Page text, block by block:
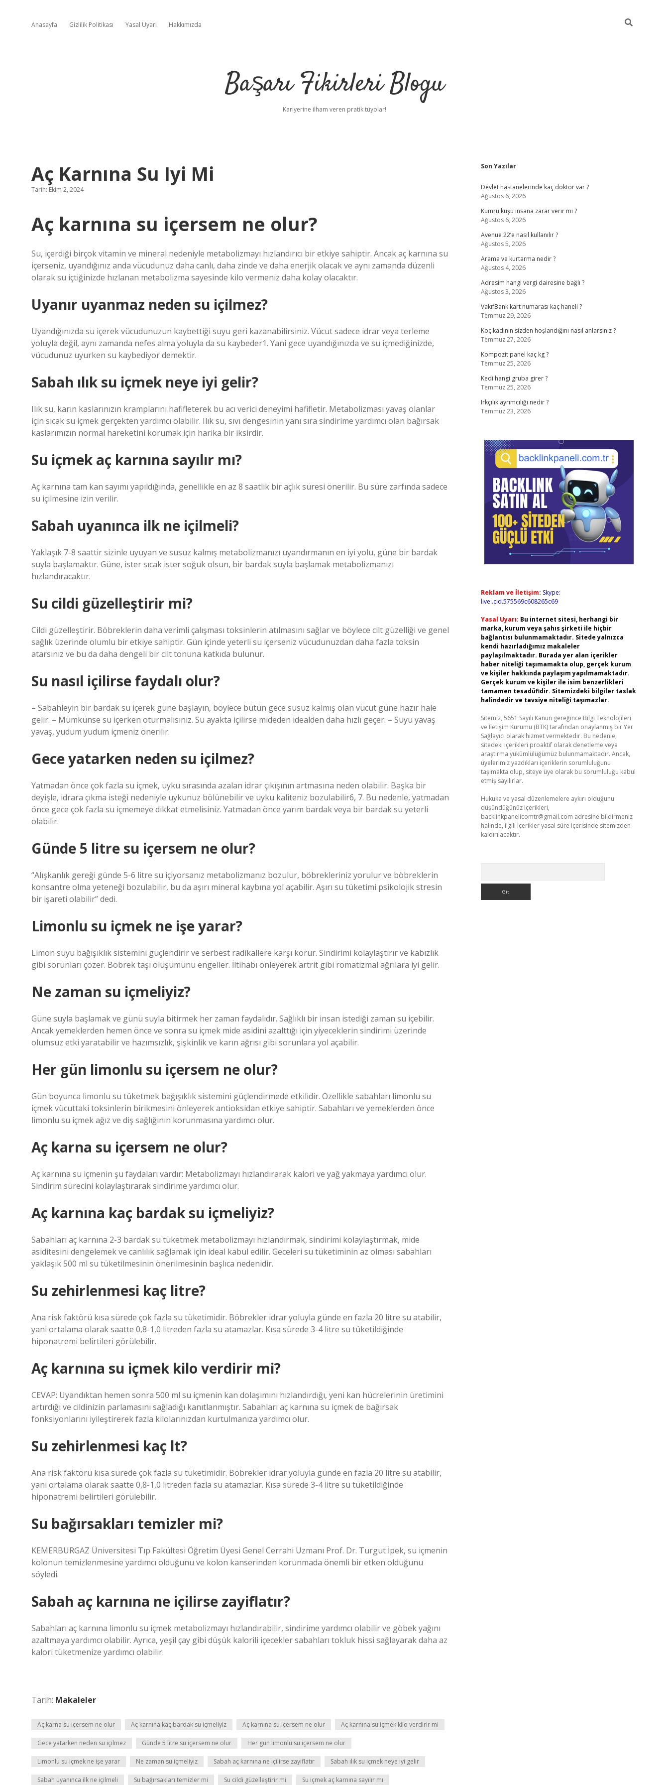
Anasayfa Gizlilik Politikası Yasal Uyarı Hakkımızda
Başarı Fikirleri Blogu
Kariyerine ilham veren pratik tüyolar!
Aç Karnına Su Iyi Mi
Tarih: Ekim 2, 2024
Aç karnına su içersem ne olur?
Su, içerdiği birçok vitamin ve mineral nedeniyle metabolizmayı hızlandırıcı bir etkiye sahiptir. Ancak aç karnına su
içerseniz, uyandığınız anda vücudunuz daha canlı, daha zinde ve daha enerjik olacak ve aynı zamanda düzenli
olarak su içtiğinizde hızlanan metabolizma sayesinde kilo vermeniz daha kolay olacaktır.
Uyanır uyanmaz neden su içilmez?
Uyandığınızda su içerek vücudunuzun kaybettiği suyu geri kazanabilirsiniz. Vücut sadece idrar veya terleme
yoluyla değil, aynı zamanda nefes alma yoluyla da su kaybeder1. Yani gece uyandığınızda ve su içmediğinizde,
vücudunuz uyurken su kaybediyor demektir.
Sabah ılık su içmek neye iyi gelir?
Ilık su, karın kaslarınızın kramplarını hafifleterek bu acı verici deneyimi hafifletir. Metabolizması yavaş olanlar
için sıcak su içmek gerçekten yardımcı olabilir. Ilık su, sıvı dengesinin yanı sıra sindirime yardımcı olan bağırsak
kaslarımızın normal hareketini korumak için harika bir iksirdir.
Su içmek aç karnına sayılır mı?
Aç karnına tam kan sayımı yapıldığında, genellikle en az 8 saatlik bir açlık süresi önerilir. Bu süre zarfında sadece
su içilmesine izin verilir.
Sabah uyanınca ilk ne içilmeli?
Yaklaşık 7-8 saattir sizinle uyuyan ve susuz kalmış metabolizmanızı uyandırmanın en iyi yolu, güne bir bardak
suyla başlamaktır. Güne, ister sıcak ister soğuk olsun, bir bardak suyla başlamak metabolizmanızı
hızlandıracaktır.
Su cildi güzelleştirir mi?
Cildi güzelleştirir. Böbreklerin daha verimli çalışması toksinlerin atılmasını sağlar ve böylece cilt güzelliği ve genel
sağlık üzerinde olumlu bir etkiye sahiptir. Gün içinde yeterli su içerseniz vücudunuzdan daha fazla toksin
atarsınız ve bu da daha dengeli bir cilt tonuna katkıda bulunur.
Su nasıl içilirse faydalı olur?
– Sabahleyin bir bardak su içerek güne başlayın, böylece bütün gece susuz kalmış olan vücut güne hazır hale
gelir. – Mümkünse su içerken oturmalısınız. Su ayakta içilirse mideden idealden daha hızlı geçer. – Suyu yavaş
yavaş, yudum yudum içmeniz önerilir.
Gece yatarken neden su içilmez?
Yatmadan önce çok fazla su içmek, uyku sırasında azalan idrar çıkışının artmasına neden olabilir. Başka bir
deyişle, idrara çıkma isteği nedeniyle uykunuz bölünebilir ve uyku kaliteniz bozulabilir6, 7. Bu nedenle, yatmadan
önce gece çok fazla su içmemeye dikkat etmelisiniz. Yatmadan önce yarım bardak veya bir bardak su yeterli
olabilir.
Günde 5 litre su içersem ne olur?
“Alışkanlık gereği günde 5-6 litre su içiyorsanız metabolizmanız bozulur, böbrekleriniz yorulur ve böbreklerin
konsantre olma yeteneği bozulabilir, bu da aşırı mineral kaybına yol açabilir. Aşırı su tüketimi psikolojik stresin
bir işareti olabilir” dedi.
Limonlu su içmek ne işe yarar?
Limon suyu bağışıklık sistemini güçlendirir ve serbest radikallere karşı korur. Sindirimi kolaylaştırır ve kabızlık
gibi sorunları çözer. Böbrek taşı oluşumunu engeller. İltihabı önleyerek artrit gibi romatizmal ağrılara iyi gelir.
Ne zaman su içmeliyiz?
Güne suyla başlamak ve günü suyla bitirmek her zaman faydalıdır. Sağlıklı bir insan istediği zaman su içebilir.
Ancak yemeklerden hemen önce ve sonra su içmek mide asidini azalttığı için yiyeceklerin sindirimi üzerinde
olumsuz etki yaratabilir ve hazımsızlık, şişkinlik ve karın ağrısı gibi sorunlara yol açabilir.
Her gün limonlu su içersem ne olur?
Gün boyunca limonlu su tüketmek bağışıklık sistemini güçlendirmede etkilidir. Özellikle sabahları limonlu su
içmek vücuttaki toksinlerin birikmesini önleyerek antioksidan etkiye sahiptir. Sabahları ve yemeklerden önce
limonlu su içmek ağız ve diş sağlığının korunmasına yardımcı olur.
Aç karna su içersem ne olur?
Aç karnına su içmenin şu faydaları vardır: Metabolizmayı hızlandırarak kalori ve yağ yakmaya yardımcı olur.
Sindirim sürecini kolaylaştırarak sindirime yardımcı olur.
Aç karnına kaç bardak su içmeliyiz?
Sabahları aç karnına 2-3 bardak su tüketmek metabolizmayı hızlandırmak, sindirimi kolaylaştırmak, mide
asiditesini dengelemek ve canlılık sağlamak için ideal kabul edilir. Geceleri su tüketiminin az olması sabahları
yaklaşık 500 ml su tüketilmesinin önerilmesinin başlıca nedenidir.
Su zehirlenmesi kaç litre?
Ana risk faktörü kısa sürede çok fazla su tüketimidir. Böbrekler idrar yoluyla günde en fazla 20 litre su atabilir,
yani ortalama olarak saatte 0,8-1,0 litreden fazla su atamazlar. Kısa sürede 3-4 litre su tüketildiğinde
hiponatremi belirtileri görülebilir.
Aç karnına su içmek kilo verdirir mi?
CEVAP: Uyandıktan hemen sonra 500 ml su içmenin kan dolaşımını hızlandırdığı, yeni kan hücrelerinin üretimini
artırdığı ve cildinizin parlamasını sağladığı kanıtlanmıştır. Sabahları aç karnına su içmek de bağırsak
fonksiyonlarını iyileştirerek fazla kilolarınızdan kurtulmanıza yardımcı olur.
Su zehirlenmesi kaç lt?
Ana risk faktörü kısa sürede çok fazla su tüketimidir. Böbrekler idrar yoluyla günde en fazla 20 litre su atabilir,
yani ortalama olarak saatte 0,8-1,0 litreden fazla su atamazlar. Kısa sürede 3-4 litre su tüketildiğinde
hiponatremi belirtileri görülebilir.
Su bağırsakları temizler mi?
KEMERBURGAZ Üniversitesi Tıp Fakültesi Öğretim Üyesi Genel Cerrahi Uzmanı Prof. Dr. Turgut İpek, su içmenin
kolonun temizlenmesine yardımcı olduğunu ve kolon kanserinden korunmada önemli bir etken olduğunu
söyledi.
Sabah aç karnına ne içilirse zayiflatır?
Sabahları aç karnına limonlu su içmek metabolizmayı hızlandırabilir, sindirime yardımcı olabilir ve göbek yağını
azaltmaya yardımcı olabilir. Ayrıca, yeşil çay gibi düşük kalorili içecekler sabahları tokluk hissi sağlayarak daha az
kalori tüketmenize yardımcı olabilir.
Tarih: Makaleler
Aç karna su içersem ne olur Aç karnına kaç bardak su içmeliyiz Aç karnına su içersem ne olur Aç karnına su içmek kilo verdirir mi
Gece yatarken neden su içilmez Günde 5 litre su içersem ne olur Her gün limonlu su içersem ne olur
Limonlu su içmek ne işe yarar Ne zaman su içmeliyiz Sabah aç karnına ne içilirse zayiflatır Sabah ılık su içmek neye iyi gelir
Sabah uyanınca ilk ne içilmeli Su bağırsakları temizler mi Su cildi güzelleştirir mi Su içmek aç karnına sayılır mı
Sidebar
Son Yazılar
Devlet hastanelerinde kaç doktor var ?
Ağustos 6, 2026
Kumru kuşu insana zarar verir mi ?
Ağustos 6, 2026
Avenue 22’e nasıl kullanılır ?
Ağustos 5, 2026
Arama ve kurtarma nedir ?
Ağustos 4, 2026
Adresim hangi vergi dairesine bağlı ?
Ağustos 3, 2026
VakıfBank kart numarası kaç haneli ?
Temmuz 29, 2026
Koç kadının sizden hoşlandığını nasıl anlarsınız ?
Temmuz 27, 2026
Kompozit panel kaç kg ?
Temmuz 25, 2026
Kedi hangi gruba girer ?
Temmuz 25, 2026
Irkçılık ayrımcılığı nedir ?
Temmuz 23, 2026
Reklam ve İletişim: Skype:
live:.cid.575569c608265c69
Yasal Uyarı: Bu internet sitesi, herhangi bir
marka, kurum veya şahıs şirketi ile hiçbir
bağlantısı bulunmamaktadır. Sitede yalnızca
kendi hazırladığımız makaleler
paylaşılmaktadır. Burada yer alan içerikler
haber niteliği taşımamakta olup, gerçek kurum
ve kişiler hakkında paylaşım yapılmamaktadır.
Gerçek kurum ve kişiler ile isim benzerlikleri
tamamen tesadüfidir. Sitemizdeki bilgiler taslak
halindedir ve tavsiye niteliği taşımazlar.
Sitemiz, 5651 Sayılı Kanun gereğince Bilgi Teknolojileri
ve İletişim Kurumu (BTK) tarafından onaylanmış bir Yer
Sağlayıcı olarak hizmet vermektedir. Bu nedenle,
sitedeki içerikleri proaktif olarak denetleme veya
araştırma yükümlülüğümüz bulunmamaktadır. Ancak,
üyelerimiz yazdıkları içeriklerin sorumluluğunu
taşımakta olup, siteye üye olarak bu sorumluluğu kabul
etmiş sayılırlar.
Hukuka ve yasal düzenlemelere aykırı olduğunu
düşündüğünüz içerikleri,
backlinkpanelicomtr@gmail.com adresine bildirmeniz
halinde, ilgili içerikler yasal süre içerisinde sitemizden
kaldırılacaktır.